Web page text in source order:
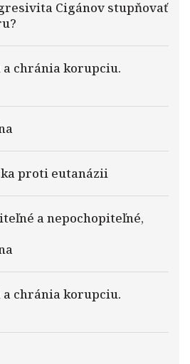
Cigánov stupňovať
chránia korupciu.
proti eutanázii
a nepochopiteľné,
chránia korupciu.